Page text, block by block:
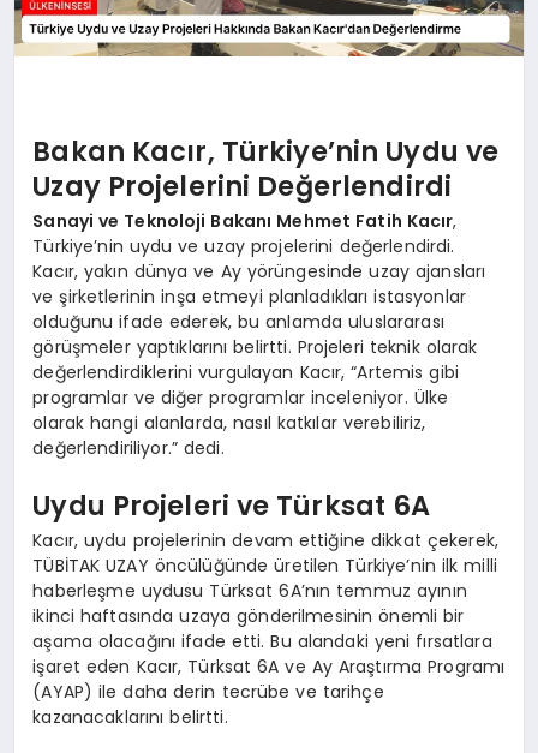
Bakan Kacır, Türkiye’nin Uydu ve
Uzay Projelerini Değerlendirdi
Sanayi ve Teknoloji Bakanı Mehmet Fatih Kacır,
Türkiye’nin uydu ve uzay projelerini değerlendirdi.
Kacır, yakın dünya ve Ay yörüngesinde uzay ajansları
ve şirketlerinin inşa etmeyi planladıkları istasyonlar
olduğunu ifade ederek, bu anlamda uluslararası
görüşmeler yaptıklarını belirtti. Projeleri teknik olarak
değerlendirdiklerini vurgulayan Kacır, “Artemis gibi
programlar ve diğer programlar inceleniyor. Ülke
olarak hangi alanlarda, nasıl katkılar verebiliriz,
değerlendiriliyor.” dedi.
Uydu Projeleri ve Türksat 6A
Kacır, uydu projelerinin devam ettiğine dikkat çekerek,
TÜBİTAK UZAY öncülüğünde üretilen Türkiye’nin ilk milli
haberleşme uydusu Türksat 6A’nın temmuz ayının
ikinci haftasında uzaya gönderilmesinin önemli bir
aşama olacağını ifade etti. Bu alandaki yeni fırsatlara
işaret eden Kacır, Türksat 6A ve Ay Araştırma Programı
(AYAP) ile daha derin tecrübe ve tarihçe
kazanacaklarını belirtti.